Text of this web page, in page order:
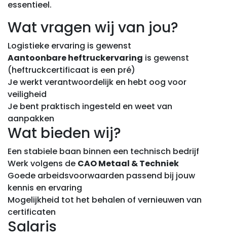
essentieel.
Wat vragen wij van jou?
Logistieke ervaring is gewenst
Aantoonbare heftruckervaring is gewenst
(heftruckcertificaat is een pré)
Je werkt verantwoordelijk en hebt oog voor
veiligheid
Je bent praktisch ingesteld en weet van
aanpakken
Wat bieden wij?
Een stabiele baan binnen een technisch bedrijf
Werk volgens de CAO Metaal & Techniek
Goede arbeidsvoorwaarden passend bij jouw
kennis en ervaring
Mogelijkheid tot het behalen of vernieuwen van
certificaten
Salaris